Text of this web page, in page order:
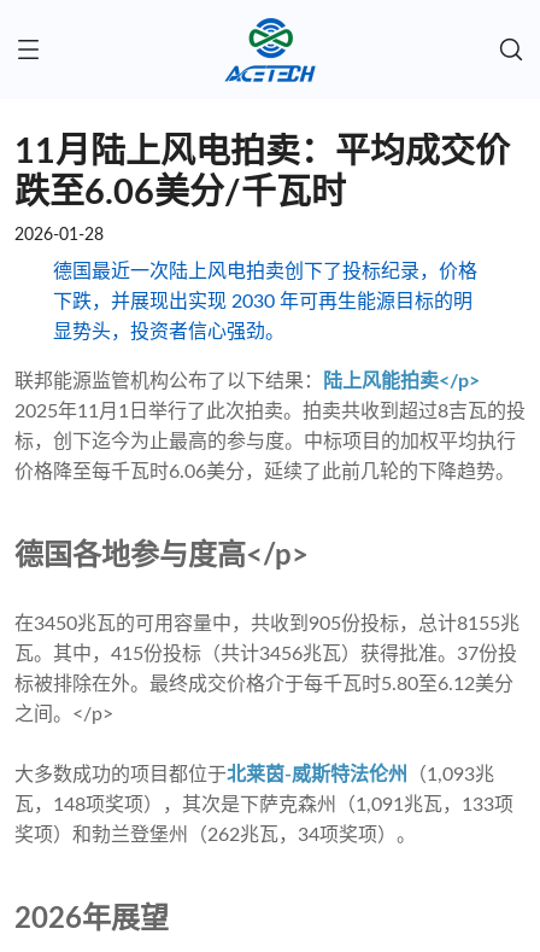
11月陆上风电拍卖：平均成交价
跌至6.06美分/千瓦时
2026-01-28
德国最近一次陆上风电拍卖创下了投标纪录，价格
下跌，并展现出实现 2030 年可再生能源目标的明
显势头，投资者信心强劲。
联邦能源监管机构公布了以下结果：
陆上风能拍卖</p>
2025年11月1日举行了此次拍卖。拍卖共收到超过8吉瓦的投
标，创下迄今为止最高的参与度。中标项目的加权平均执行
价格降至每千瓦时6.06美分，延续了此前几轮的下降趋势。
德国各地参与度高</p>
在3450兆瓦的可用容量中，共收到905份投标，总计8155兆
瓦。其中，415份投标（共计3456兆瓦）获得批准。37份投
标被排除在外。最终成交价格介于每千瓦时5.80至6.12美分
之间。</p>
大多数成功的项目都位于北莱茵-威斯特法伦州
（1,093兆
瓦，148项奖项），其次是下萨克森州（1,091兆瓦，133项
奖项）和勃兰登堡州（262兆瓦，34项奖项）。
2026年展望